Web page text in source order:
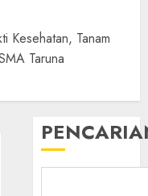
Kesehatan, Tanam
Taruna